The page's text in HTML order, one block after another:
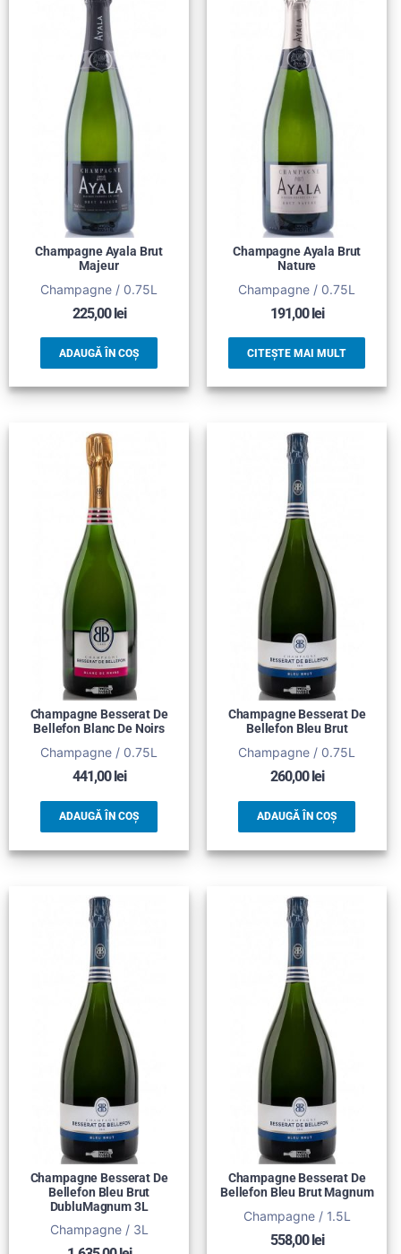
Champagne Ayala Brut
Majeur
Champagne / 0.75L
225,00lei
ADAUGĂ ÎN COȘ
Champagne Ayala Brut
Nature
Champagne / 0.75L
191,00lei
CITEȘTE MAI MULT
Champagne Besserat De
Bellefon Blanc De Noirs
Champagne / 0.75L
441,00 lei
ADAUGĂ ÎN COȘ
Champagne Besserat De
Bellefon Bleu Brut
Champagne / 0.75L
260,00 lei
ADAUGĂ ÎN COȘ
Champagne Besserat De
Bellefon Bleu Brut
DubluMagnum 3L
Champagne / 3L
Champagne Besserat De
Bellefon Bleu Brut Magnum
Champagne / 1.5L
558,00lei